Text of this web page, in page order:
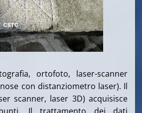
ortofoto, laser-scanner
con distanziometro laser). Il
scanner, laser 3D) acquisisce